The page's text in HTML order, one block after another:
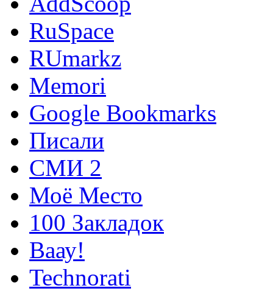
RuSpace
RUmarkz
Memori
Google Bookmarks
Писали
СМИ 2
Моё Место
100 Закладок
Ваау!
Technorati